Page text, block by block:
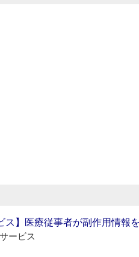
ス】医療従事者が副作用情報
ービス